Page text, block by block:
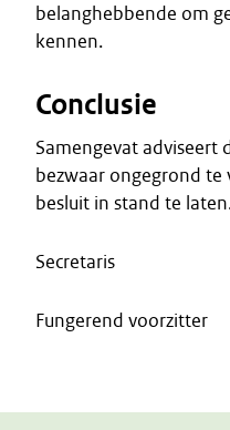
belanghebbende om
kennen.
Conclusie
Samengevat adviseert
bezwaar ongegrond
besluit in stand te
Secretaris
Fungerend voorzitter